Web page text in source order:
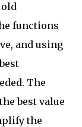
old
functions
and using
The
best value
the